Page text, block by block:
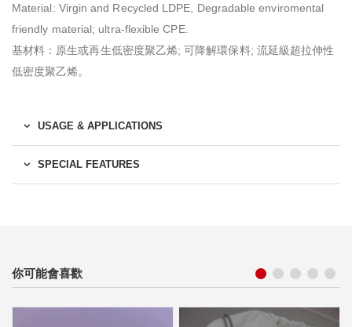
Material: Virgin and Recycled LDPE, Degradable enviromental
friendly material; ultra-flexible CPE.
基材料：原生或再生低密度聚乙烯; 可降解環保料; 流延級超拉伸性
低密度聚乙烯。
USAGE & APPLICATIONS
SPECIAL FEATURES
你可能會喜歡